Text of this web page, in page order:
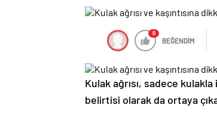
0
BEĞENDİM
Kulak ağrısı, sadece
belirtisi olarak da ortaya